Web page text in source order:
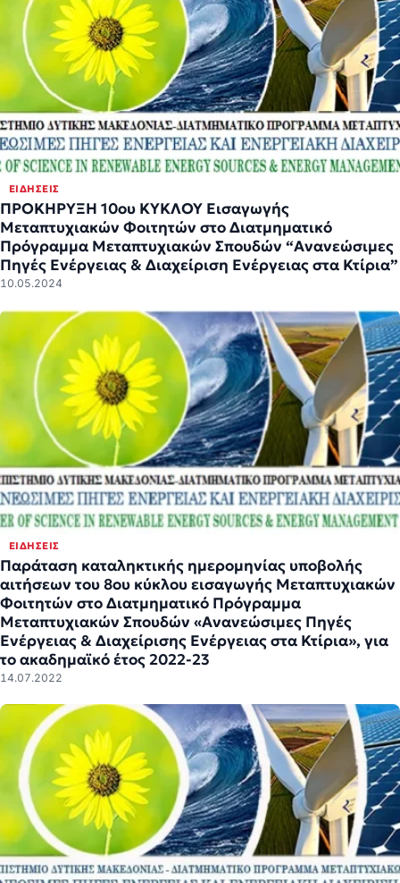
ΕΙΔΉΣΕΙΣ
ΠΡΟΚΗΡΥΞΗ 10ου ΚΥΚΛΟΥ Εισαγωγής
Μεταπτυχιακών Φοιτητών στο Διατμηματικό
Πρόγραμμα Μεταπτυχιακών Σπουδών “Ανανεώσιμες
Πηγές Ενέργειας & Διαχείριση Ενέργειας στα Κτίρια”
10.05.2024
ΕΙΔΉΣΕΙΣ
Παράταση καταληκτικής ημερομηνίας υποβολής
αιτήσεων του 8ου κύκλου εισαγωγής Μεταπτυχιακών
Φοιτητών στο Διατμηματικό Πρόγραμμα
Μεταπτυχιακών Σπουδών «Ανανεώσιμες Πηγές
Ενέργειας & Διαχείρισης Ενέργειας στα Κτίρια», για
το ακαδημαϊκό έτος 2022-23
14.07.2022